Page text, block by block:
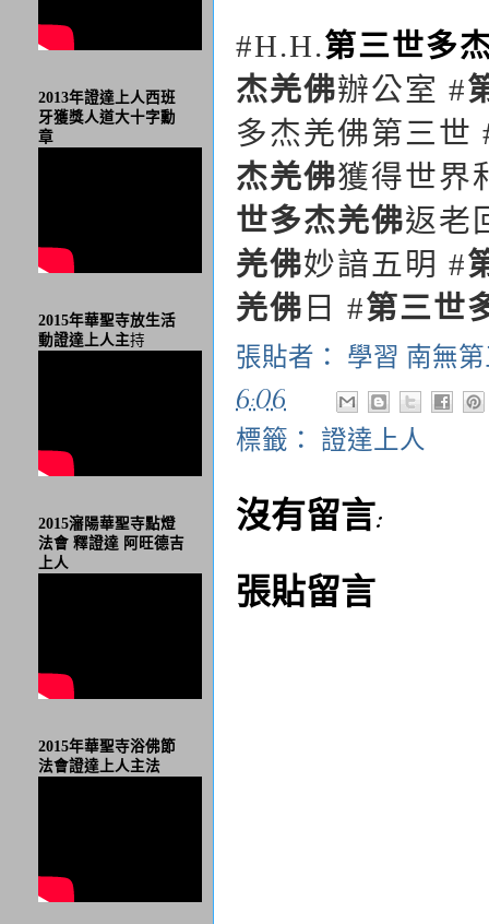
#H.H.第三世多
杰羌佛辦公室 #
多杰羌佛第三世
杰羌佛獲得世界
世多杰羌佛返老
羌佛妙諳五明 #
羌佛 日 #第三世
張貼者： 學習 南無
6:06
標籤： 證達上人
沒有留言:
張貼留言
2013年證達上人西班
牙獲獎人道大十字勳
章
2015年華聖寺放生活
動證達上人主持
2015瀋陽華聖寺點燈
法會 釋證達 阿旺德吉
上人
2015年華聖寺浴佛節
法會證達上人主法